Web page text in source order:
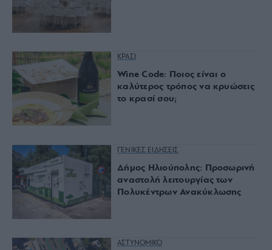
ΚΡΑΣΙ
Wine Code: Ποιος είναι ο
καλύτερος τρόπος να κρυώσεις
το κρασί σου;
ΓΕΝΙΚΕΣ ΕΙΔΗΣΕΙΣ
Δήμος Ηλιούπολης: Προσωρινή
αναστολή λειτουργίας των
Πολυκέντρων Ανακύκλωσης
ΑΣΤΥΝΟΜΙΚΟ